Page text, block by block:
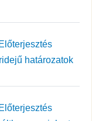
határozatok